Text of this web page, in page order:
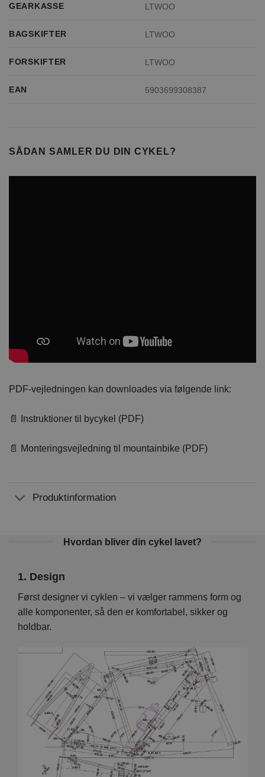
GEARKASSE LTWOO
BAGSKIFTER LTWOO
FORSKIFTER LTWOO
EAN 5903699308387
SÅDAN SAMLER DU DIN CYKEL?
PDF-vejledningen kan downloades via følgende link:
📄 Instruktioner til bycykel (PDF)
📄 Monteringsvejledning til mountainbike (PDF)
Produktinformation
Hvordan bliver din cykel lavet?
1. Design
Først designer vi cyklen – vi vælger rammens form og
alle komponenter, så den er komfortabel, sikker og
holdbar.